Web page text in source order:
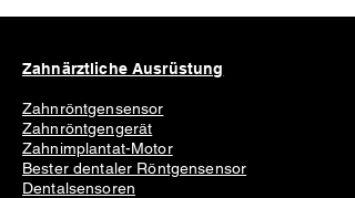
Zahnärztliche Ausrüstung
Zahnröntgensensor
Zahnröntgengerät
Zahnimplantat-Motor
Bester dentaler Röntgensensor
Dentalsensoren